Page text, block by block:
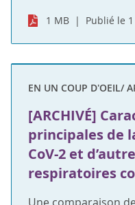
1 MB Publié le 1
EN UN COUP D'OEIL/
[ARCHIVÉ]
principales de
CoV-2 et
respiratoires